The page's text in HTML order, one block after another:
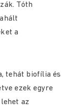
Tóth
a
tehát biofília és
ezek egyre
az